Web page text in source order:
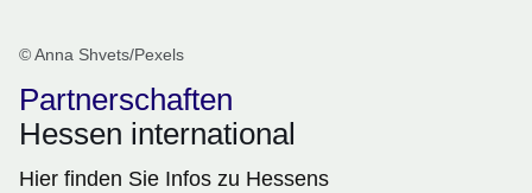
© Anna Shvets/Pexels
Partnerschaften
Hessen international
Hier finden Sie Infos zu Hessens